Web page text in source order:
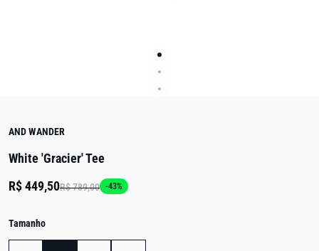
AND WANDER
White 'Gracier' Tee
R$ 449,50R$ 789,00 -43%
Tamanho